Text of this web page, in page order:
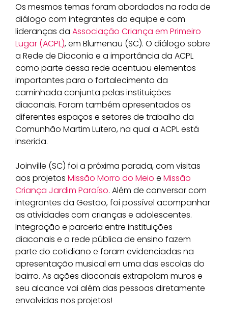
Os mesmos temas foram abordados na roda de
diálogo com integrantes da equipe e com
lideranças da Associação Criança em Primeiro
Lugar (ACPL), em Blumenau (SC). O diálogo sobre
a Rede de Diaconia e a importância da ACPL
como parte dessa rede acentuou elementos
importantes para o fortalecimento da
caminhada conjunta pelas instituições
diaconais. Foram também apresentados os
diferentes espaços e setores de trabalho da
Comunhão Martim Lutero, na qual a ACPL está
inserida.
Joinville (SC) foi a próxima parada, com visitas
aos projetos Missão Morro do Meio e Missão
Criança Jardim Paraíso. Além de conversar com
integrantes da Gestão, foi possível acompanhar
as atividades com crianças e adolescentes.
Integração e parceria entre instituições
diaconais e a rede pública de ensino fazem
parte do cotidiano e foram evidenciadas na
apresentação musical em uma das escolas do
bairro. As ações diaconais extrapolam muros e
seu alcance vai além das pessoas diretamente
envolvidas nos projetos!